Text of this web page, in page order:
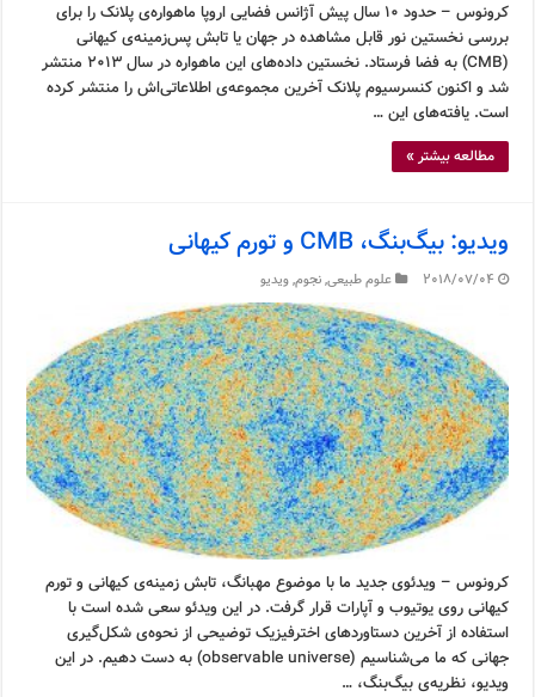
کرونوس – حدود ۱۰ سال پیش آژانس فضایی اروپا ماهواره‌ی پلانک را برای
بررسی نخستین نور قابل مشاهده در جهان یا تابش پس‌زمینه‌ی کیهانی
(CMB) به فضا فرستاد. نخستین داده‌های این ماهواره در سال ۲۰۱۳ منتشر
شد و اکنون کنسرسیوم پلانک آخرین مجموعه‌ی اطلاعاتی‌اش را منتشر کرده
است. یافته‌های این …
مطالعه بیشتر »
ویدیو: بیگ‌بنگ، CMB و تورم کیهانی
2018/07/04 علوم طبیعی,نجوم,ویدیو
کرونوس – ویدئوی جدید ما با موضوع مهبانگ، تابش زمینه‌ی کیهانی و تورم
کیهانی روی یوتیوب و آپارات قرار گرفت. در این ویدئو سعی شده است با
استفاده از آخرین دستاوردهای اخترفیزیک توضیحی از نحوه‌ی شکل‌گیری
جهانی که ما می‌شناسیم (observable universe) به دست دهیم. در این
ویدیو، نظریه‌ی بیگ‌بنگ، …